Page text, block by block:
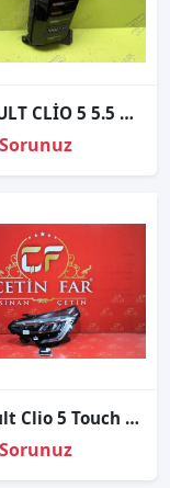
RENAULT CLİO 5 5.5 SAĞ GÜNDÜZ FARI LEDİ ORJİNAL SIFIR 266002703R
Renault Clio 5 Touch Sol Far Sıfır Orjinal Dolu